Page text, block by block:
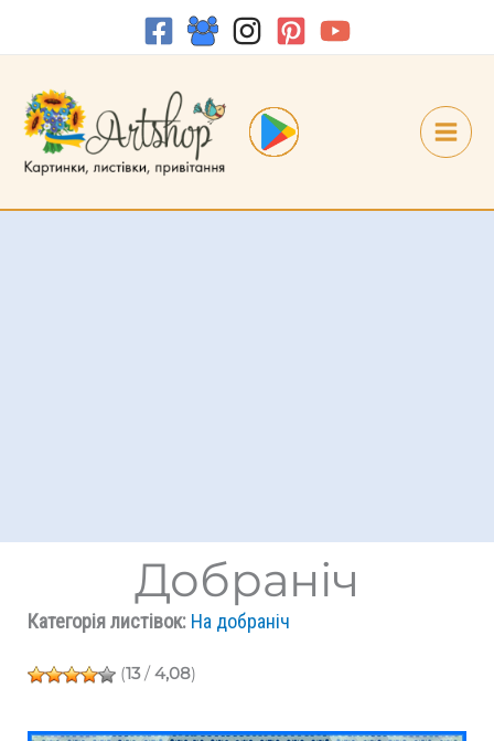
Добраніч
Категорія листівок: На добраніч
(13/ 4,08)